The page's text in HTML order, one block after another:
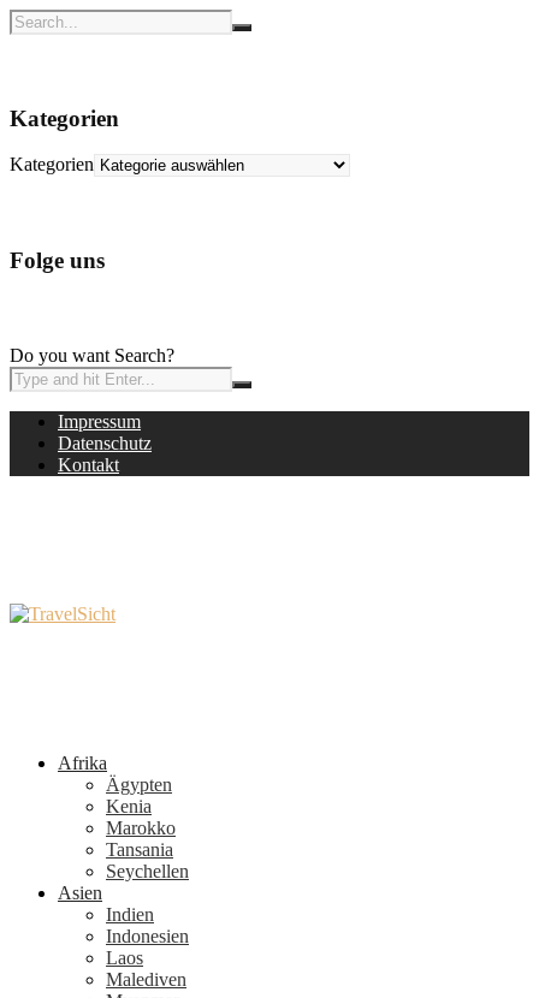
Kategorien
Kategorien
Folge uns
Do you want Search?
Impressum
Datenschutz
Kontakt
Afrika
Ägypten
Kenia
Marokko
Tansania
Seychellen
Asien
Indien
Indonesien
Laos
Malediven